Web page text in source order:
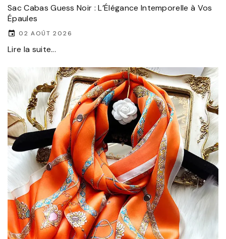
Sac Cabas Guess Noir : L’Élégance Intemporelle à Vos
Épaules
02 AOÛT 2026
Lire la suite...